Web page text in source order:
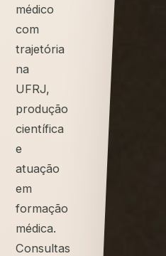
médico
com
trajetória
na
UFRJ,
produção
científica
e
atuação
em
formação
médica.
Consultas